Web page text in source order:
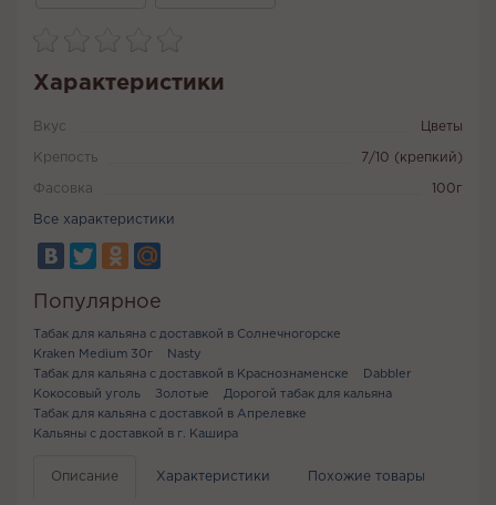
Характеристики
Вкус Цветы
Крепость 7/10 (крепкий)
Фасовка 100г
Все характеристики
Популярное
Табак для кальяна с доставкой в Солнечногорске
Kraken Medium 30г
Nasty
Табак для кальяна с доставкой в Краснознаменске
Dabbler
Кокосовый уголь
Золотые
Дорогой табак для кальяна
Табак для кальяна с доставкой в Апрелевке
Кальяны с доставкой в г. Кашира
Описание Характеристики Похожие товары